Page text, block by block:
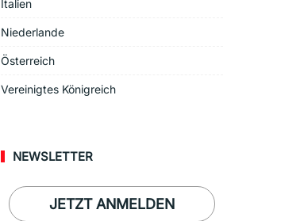
Italien
Niederlande
Österreich
Vereinigtes Königreich
NEWSLETTER
JETZT ANMELDEN